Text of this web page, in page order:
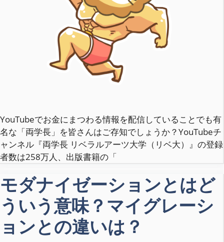
YouTubeでお金にまつわる情報を配信していることでも有
名な「両学長」を皆さんはご存知でしょうか？YouTubeチ
ャンネル『両学長 リベラルアーツ大学（リベ大）』の登録
者数は258万人、出版書籍の「
モダナイゼーションとはど
ういう意味？マイグレーシ
ョンとの違いは？